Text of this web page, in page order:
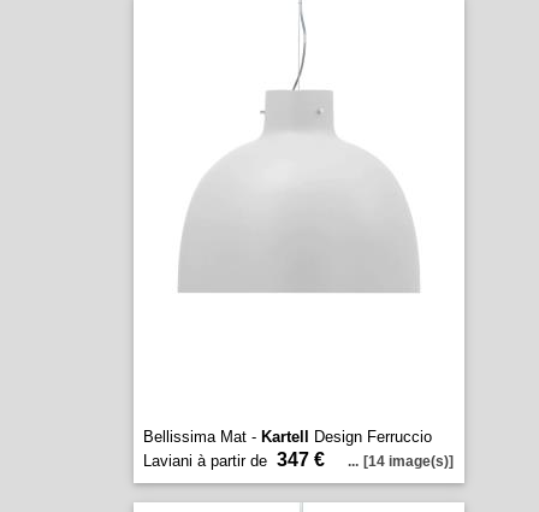
Bellissima Mat - Kartell
Design Ferruccio
Laviani à partir de 347 € ... [14 image(s)]